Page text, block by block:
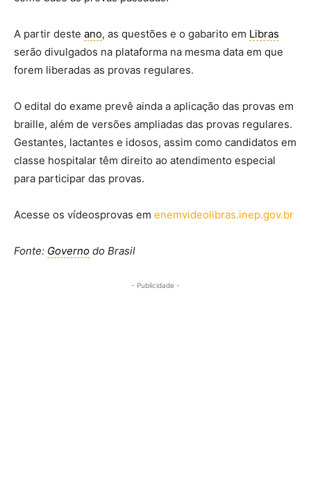
A partir deste ano, as questões e o gabarito em Libras
serão divulgados na plataforma na mesma data em que
forem liberadas as provas regulares.
O edital do exame prevê ainda a aplicação das provas em
braille, além de versões ampliadas das provas regulares.
Gestantes, lactantes e idosos, assim como candidatos em
classe hospitalar têm direito ao atendimento especial
para participar das provas.
Acesse os vídeosprovas em enemvideolibras.inep.gov.br
Fonte: Governo do Brasil
- Publicidade -